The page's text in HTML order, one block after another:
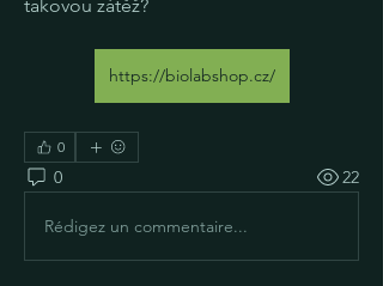
takovou zátěž?
https://biolabshop.cz/
0
0 22
Rédigez un commentaire...